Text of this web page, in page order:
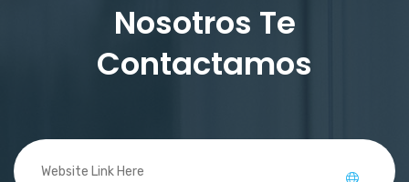
Nosotros Te
Contactamos